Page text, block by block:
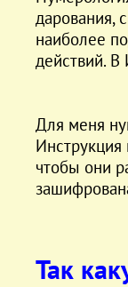
дарования,
наиболее
действий.
Для меня
чтобы они
Так